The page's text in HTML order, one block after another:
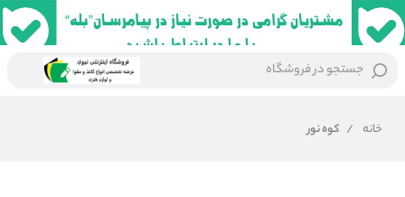
جستجو در فروشگاه
خانه / کوه نور